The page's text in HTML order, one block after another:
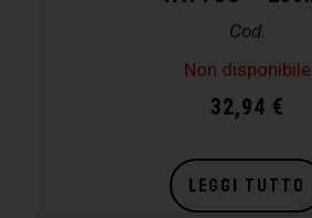
Cod.
Non disponibile
32,94 €
LEGGI TUTTO